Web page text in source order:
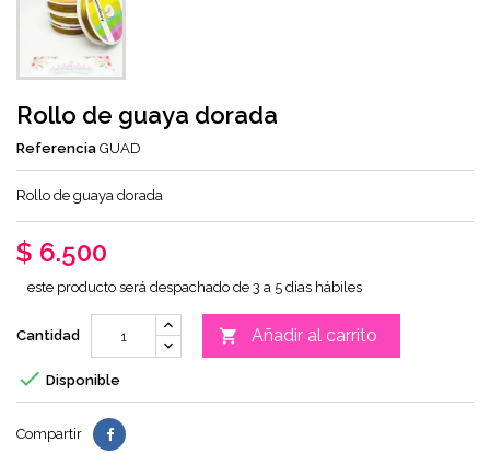
Rollo de guaya dorada
Referencia GUAD
Rollo de guaya dorada
$ 6.500
este producto será despachado de 3 a 5 dias hábiles
Cantidad  Añadir al carrito
 Disponible
Compartir